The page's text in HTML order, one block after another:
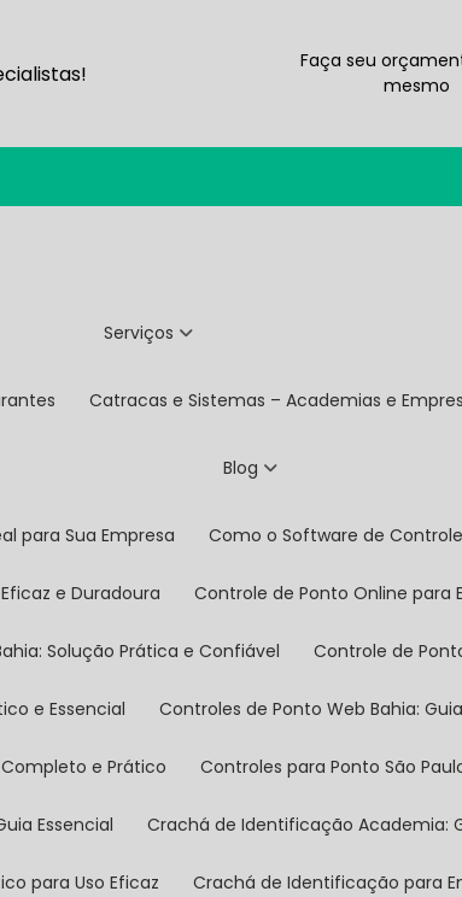
Faça seu
mesmo
Serviços
Catracas e Sistemas – Academias e
Blog
para Sua Empresa Como o Software de
e Duradoura Controle de Ponto Online
Solução Prática e Confiável Controle de
e Essencial Controles de Ponto Web Bahia:
Completo e Prático Controles para Ponto São
Essencial Crachá de Identificação Academia:
para Uso Eficaz Crachá de Identificação para